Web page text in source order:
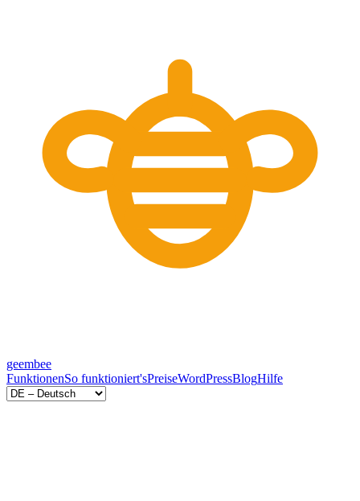
geembee
FunktionenSo funktioniert'sPreiseWordPressBlogHilfe